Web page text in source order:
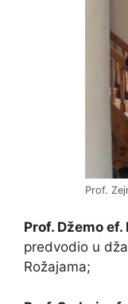
Prof.
Prof. Džemo
predvodio u
Rožajama;